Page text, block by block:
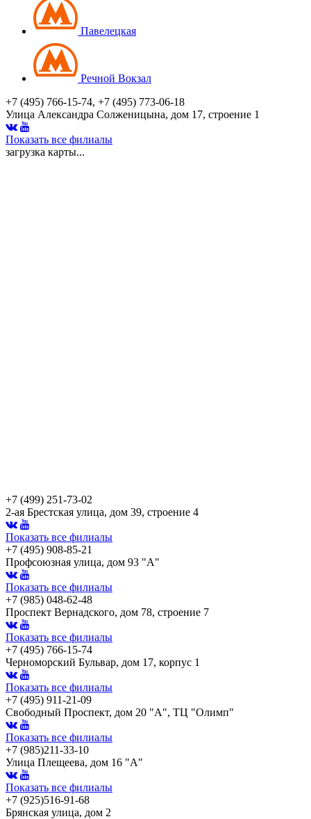
Павелецкая
Речной Вокзал
+7 (495) 766-15-74, +7 (495) 773-06-18
Улица Александра Солженицына, дом 17, строение 1
Показать все филиалы
загрузка карты...
+7 (499) 251-73-02
2-ая Брестская улица, дом 39, строение 4
Показать все филиалы
+7 (495) 908-85-21
Профсоюзная улица, дом 93 "А"
Показать все филиалы
+7 (985) 048-62-48
Проспект Вернадского, дом 78, строение 7
Показать все филиалы
+7 (495) 766-15-74
Черноморский Бульвар, дом 17, корпус 1
Показать все филиалы
+7 (495) 911-21-09
Свободный Проспект, дом 20 "А", ТЦ "Олимп"
Показать все филиалы
+7 (985)211-33-10
Улица Плещеева, дом 16 "А"
Показать все филиалы
+7 (925)516-91-68
Брянская улица, дом 2